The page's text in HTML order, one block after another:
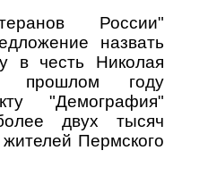
России"
назвать
в честь Николая
прошлом году
"Демография"
двух тысяч
Пермского